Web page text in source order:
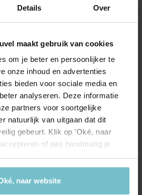
Details Over
maakt gebruik van cookies
om je beter en persoonlijker te
onze inhoud en advertenties
bieden voor sociale media en
analyseren. Deze informatie
partners voor soortgelijke
natuurlijk van uitgaan dat dit
gebeurt. Klik op 'Oké, naar
of pas handmatig je
naar website
Eindhoven
Aalsterweg 134c
5615 CJ Eindhoven
eindhoven@heuvel.nl
040 - 78 20 849